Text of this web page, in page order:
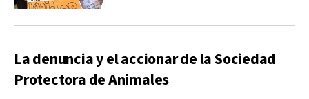
La denuncia y el accionar de la Sociedad
Protectora de Animales